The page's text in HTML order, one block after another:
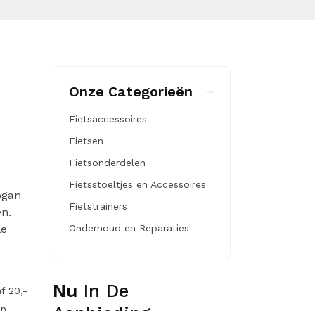
20,-
Onze Categorieën
Fietsaccessoires
Fietsen
Fietsonderdelen
Fietsstoeltjes en Accessoires
Fietstrainers
Onderhoud en Reparaties
Nu In De